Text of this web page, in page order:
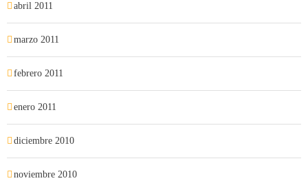
abril 2011
marzo 2011
febrero 2011
enero 2011
diciembre 2010
noviembre 2010